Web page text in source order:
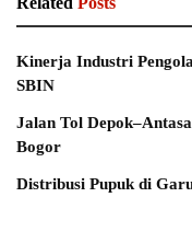
Kinerja Industri
SBIN
Jalan Tol
Bogor
Distribusi Pupuk di